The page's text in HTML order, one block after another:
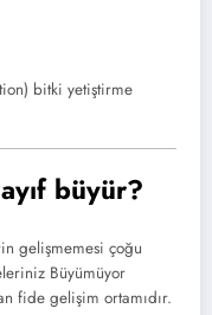
bitki yetiştirme
büyür?
gelişmemesi çoğu
Büyümüyor
fide gelişim ortamıdır.